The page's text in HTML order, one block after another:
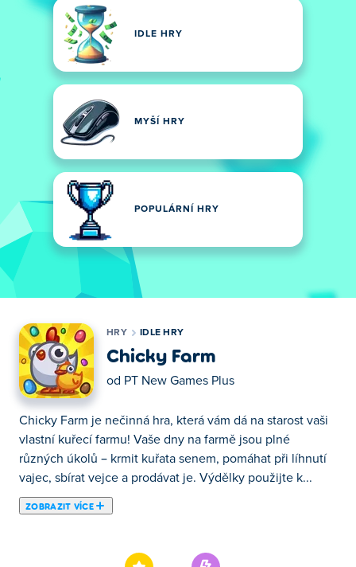
IDLE HRY
MYŠÍ HRY
POPULÁRNÍ HRY
HRY IDLE HRY
Chicky Farm
od PT New Games Plus
Chicky Farm je nečinná hra, která vám dá na starost vaši
vlastní kuřecí farmu! Vaše dny na farmě jsou plné
různých úkolů – krmit kuřata senem, pomáhat při líhnutí
vajec, sbírat vejce a prodávat je. Výdělky použijte k...
ZOBRAZIT VÍCE
různých úkolů – krmit kuřata senem, pomáhat při líhnutí